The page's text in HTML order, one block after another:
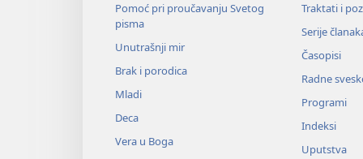
Pomoć pri proučavanju Svetog
pisma
Unutrašnji mir
Brak i porodica
Mladi
Deca
Vera u Boga
Traktati i
Serije
Časopisi
Radne
Programi
Indeksi
Uputstva